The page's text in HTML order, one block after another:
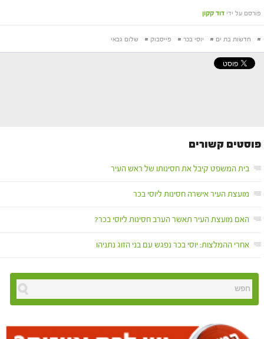
פורסם על ידי דוד קקון
# חדשות בת ים # יוסי בכר # פייסבוק # שלום גבאי
פוסטים קשורים
בית המשפט קיבל את חסינותו של ראש העיר
מועצת העיר אישרה חסינות ליוסי בכר
האם מועצת העיר תאשר הערב חסינות ליוסי בכר?
אחרי ההמלצות: יוסי בכר נפגש עם בני הזוג נתניהו